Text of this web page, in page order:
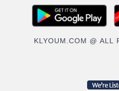
KLYOUM.COM @ ALL